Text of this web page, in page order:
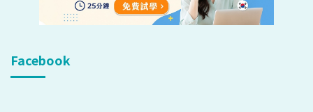
Facebook